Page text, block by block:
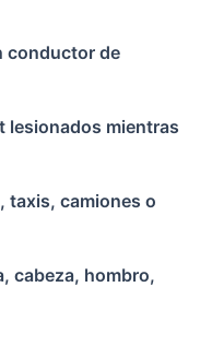
conductor de
lesionados mientras
taxis, camiones o
cabeza, hombro,